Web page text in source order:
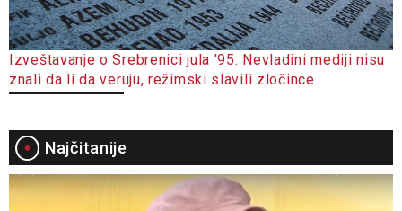
Izveštavanje o Srebrenici jula '95: Nevladini mediji nisu
znali da li da veruju, režimski slavili zločince
Najčitanije